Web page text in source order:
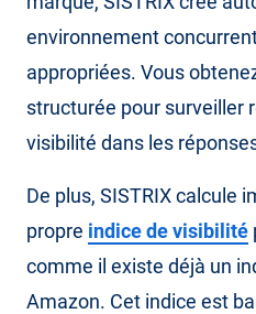
environnement
appropriées. Vous
structurée pour surveiller
visibilité dans les
De plus, SISTRIX calcule
propre indice de visibilité
comme il existe déjà un
Amazon. Cet indice est